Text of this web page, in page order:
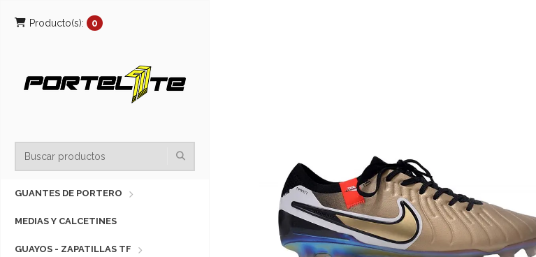
Producto(s): 0
GUANTES DE PORTERO
MEDIAS Y CALCETINES
GUAYOS - ZAPATILLAS TF